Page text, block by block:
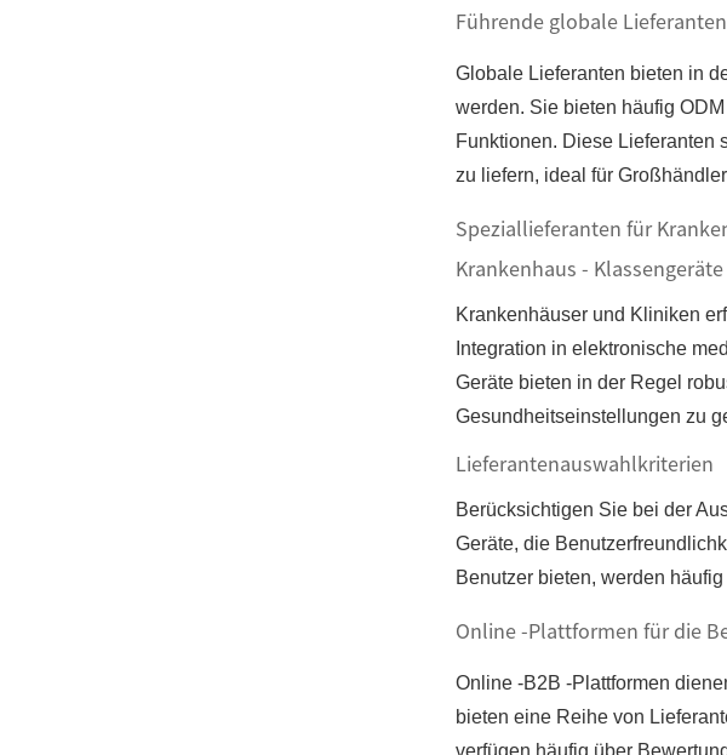
Führende globale
Globale Lieferanten bieten in
werden. Sie bieten häufig
Funktionen. Diese Lieferanten
zu liefern, ideal für
Speziallieferanten für
Krankenhaus - Klassengeräte
Krankenhäuser und Kliniken
Integration in elektronische
Geräte bieten in der Regel
Gesundheitseinstellungen zu
Lieferantenauswahlkriterien
Berücksichtigen Sie bei der
Geräte, die
Benutzer bieten, werden
Online -Plattformen für die
Online -B2B -Plattformen
bieten eine Reihe von
verfügen häufig über